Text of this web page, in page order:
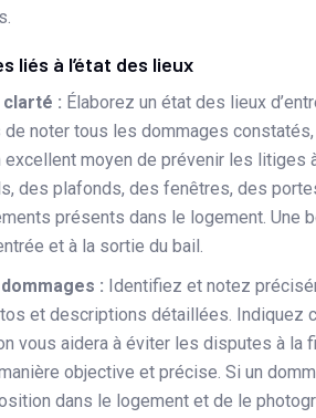
liés à l’état des lieux
: Élaborez un état des lieux
de noter tous les dommages
moyen de prévenir les litiges
des plafonds, des fenêtres, des
présents dans le logement. Une
et à la sortie du bail.
: Identifiez et notez
et descriptions détaillées. Indiquez
vous aidera à éviter les disputes à la
objective et précise. Si un
dans le logement et de le